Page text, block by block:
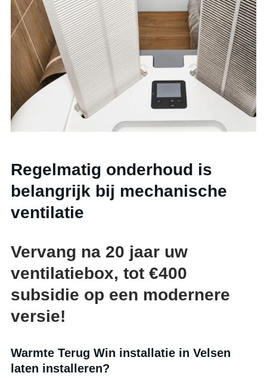
Regelmatig onderhoud is
belangrijk bij mechanische
ventilatie
Vervang na 20 jaar uw
ventilatiebox, tot €400
subsidie op een modernere
versie!
Warmte Terug Win installatie in Velsen
laten installeren?